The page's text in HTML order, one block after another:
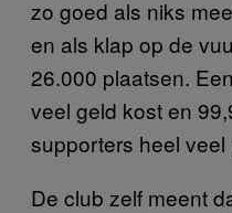
zo goed als niks
en als klap op de
26.000 plaatsen.
veel geld kost en
supporters heel veel
De club zelf meent